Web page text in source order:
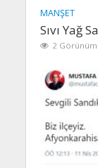
MANŞET
Sıvı Yağ
2